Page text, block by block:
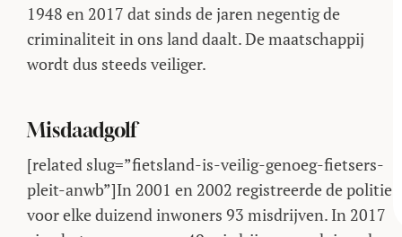
1948 en 2017 dat sinds de jaren negentig de
criminaliteit in ons land daalt. De maatschappij
wordt dus steeds veiliger.
Misdaadgolf
[related slug=”fietsland-is-veilig-genoeg-fietsers-
pleit-anwb”]In 2001 en 2002 registreerde de politie
voor elke duizend inwoners 93 misdrijven. In 2017